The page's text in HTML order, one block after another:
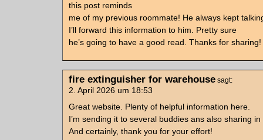
this post reminds
me of my previous roommate! He always kept
I’ll forward this information to him. Pretty sure
he’s going to have a good read. Thanks for sharing!
fire extinguisher for warehouse sagt:
2. April 2026 um 18:53
Great website. Plenty of helpful information here.
I’m sending it to several buddies ans also sharing
And certainly, thank you for your effort!